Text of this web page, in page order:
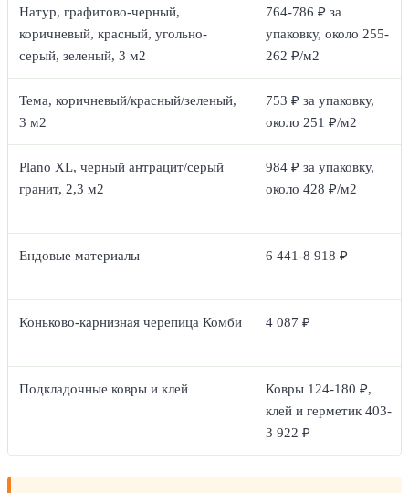
Натур, графитово-черный,
коричневый, красный, угольно-
серый, зеленый, 3 м2
764-786 ₽ за
упаковку, около 255-
262 ₽/м2
Тема, коричневый/красный/зеленый,
3 м2
753 ₽ за упаковку,
около 251 ₽/м2
Plano XL, черный антрацит/серый
гранит, 2,3 м2
984 ₽ за упаковку,
около 428 ₽/м2
Ендовые материалы 6 441-8 918 ₽
Коньково-карнизная черепица Комби 4 087 ₽
Подкладочные ковры и клей
Ковры 124-180 ₽,
клей и герметик 403-
3 922 ₽